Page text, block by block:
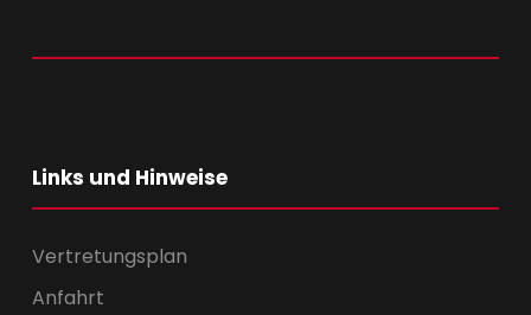
Links und Hinweise
Vertretungsplan
Anfahrt